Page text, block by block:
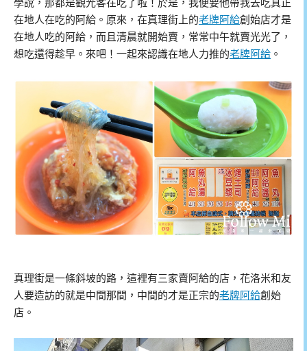
學說，那都是觀光客在吃了啦！於是，我便要他帶我去吃真正
在地人在吃的阿給。原來，在真理街上的老牌阿給創始店才是
在地人吃的阿給，而且清晨就開始賣，常常中午就賣光光了，
想吃還得趁早。來吧！一起來認識在地人力推的老牌阿給 。
真理街是一條斜坡的路，這裡有三家賣阿給的店，花洛米和友
人要造訪的就是中間那間，中間的才是正宗的老牌阿給創始
店。